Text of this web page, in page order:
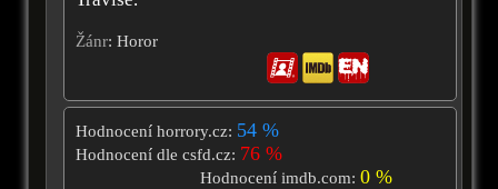
Žánr: Horor
Hodnocení horrory.cz: 54 %
Hodnocení dle csfd.cz: 76 %
Hodnocení imdb.com:0 %